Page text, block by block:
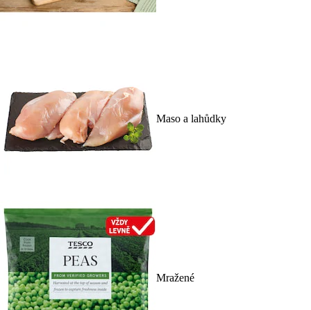
Maso a lahůdky
Mražené